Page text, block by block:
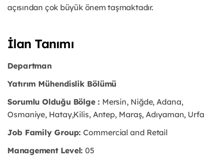
açısından çok büyük önem taşmaktadır.
İlan Tanımı
Departman
Yatırım Mühendislik Bölümü
Sorumlu Olduğu Bölge : Mersin, Niğde, Adana,
Osmaniye, Hatay,Kilis, Antep, Maraş, Adıyaman, Urfa
Job Family Group:Commercial and Retail
Management Level: 05